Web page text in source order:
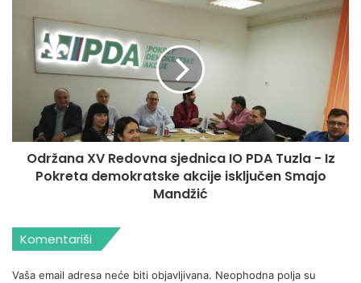
Održana XV Redovna sjednica IO PDA Tuzla - Iz
Pokreta demokratske akcije isključen Smajo
Mandžić
Komentariši
Vaša email adresa neće biti objavljivana. Neophodna polja su